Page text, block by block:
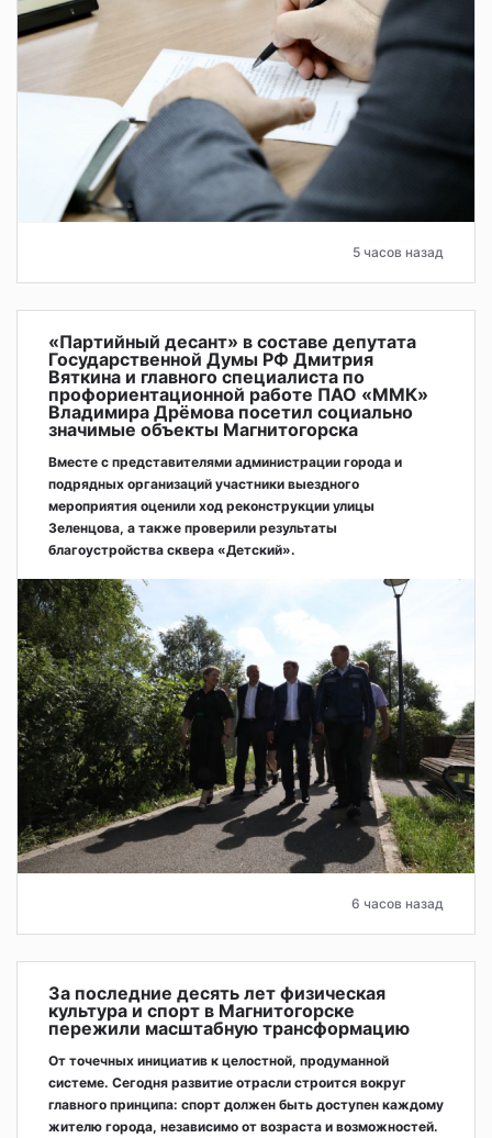
5 часов назад
«Партийный десант» в составе депутата
Государственной Думы РФ Дмитрия
Вяткина и главного специалиста по
профориентационной работе ПАО «ММК»
Владимира Дрёмова посетил социально
значимые объекты Магнитогорска
Вместе с представителями администрации города и
подрядных организаций участники выездного
мероприятия оценили ход реконструкции улицы
Зеленцова, а также проверили результаты
благоустройства сквера «Детский».
6 часов назад
За последние десять лет физическая
культура и спорт в Магнитогорске
пережили масштабную трансформацию
От точечных инициатив к целостной, продуманной
системе. Сегодня развитие отрасли строится вокруг
главного принципа: спорт должен быть доступен каждому
жителю города, независимо от возраста и возможностей.